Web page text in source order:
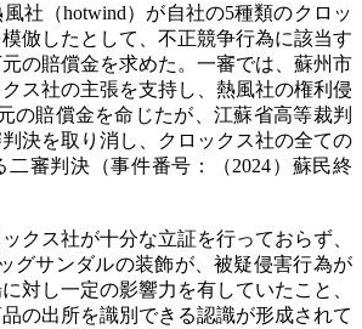
社（hotwind）が自社の5種類のクロッ
倣したとして、不正競争行為に該当す
の賠償金を求めた。一審では、蘇州市
ス社の主張を支持し、熱風社の権利侵
の賠償金を命じたが、江蘇省高等裁判
決を取り消し、クロックス社の全ての
審判決（事件番号：（2024）蘇民終
クス社が十分な立証を行っておらず、
グサンダルの装飾が、被疑侵害行為が
対し一定の影響力を有していたこと、
の出所を識別できる認識が形成されて